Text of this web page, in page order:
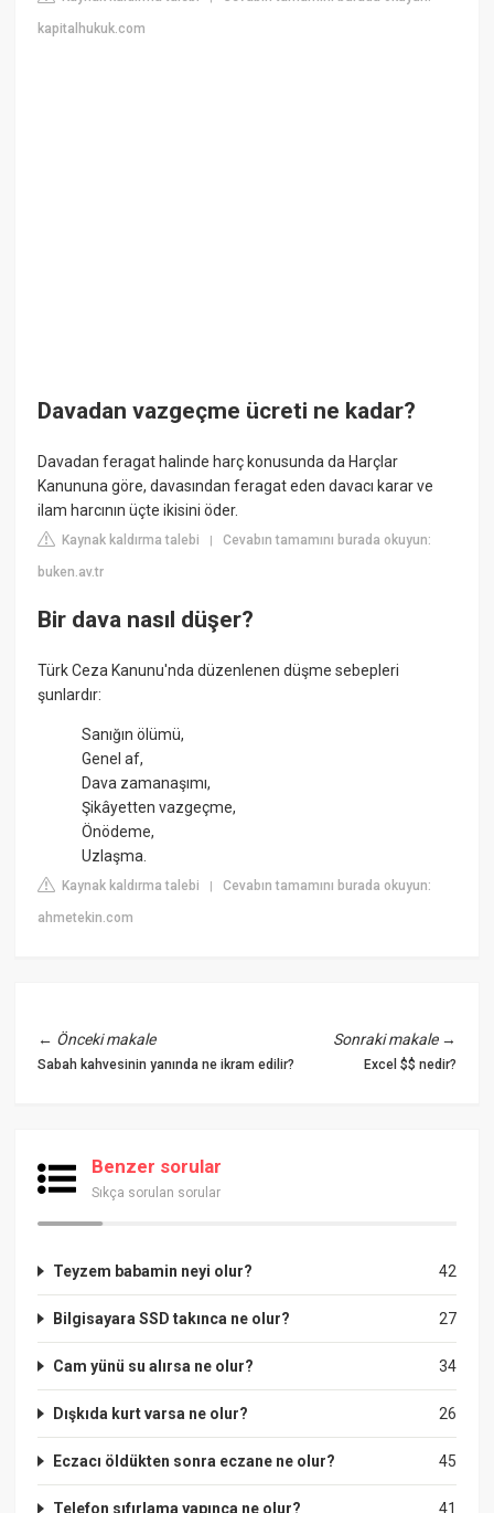
kapitalhukuk.com
Davadan vazgeçme ücreti ne kadar?
Davadan feragat halinde harç konusunda da Harçlar
Kanununa göre, davasından feragat eden davacı karar ve
ilam harcının üçte ikisini öder.
Kaynak kaldırma talebi |Cevabın tamamını burada okuyun:
buken.av.tr
Bir dava nasıl düşer?
Türk Ceza Kanunu'nda düzenlenen düşme sebepleri
şunlardır:
Sanığın ölümü,
Genel af,
Dava zamanaşımı,
Şikâyetten vazgeçme,
Önödeme,
Uzlaşma.
Kaynak kaldırma talebi |Cevabın tamamını burada okuyun:
ahmetekin.com
← Önceki makale
Sabah kahvesinin yanında ne ikram edilir?
Sonraki makale→
Excel $$ nedir?
Benzer sorular
Sıkça sorulan sorular
42
Teyzem babamin neyi olur?
27
Bilgisayara SSD takınca ne olur?
34
Cam yünü su alırsa ne olur?
26
Dışkıda kurt varsa ne olur?
45
Eczacı öldükten sonra eczane ne olur?
41
Telefon sıfırlama yapınca ne olur?